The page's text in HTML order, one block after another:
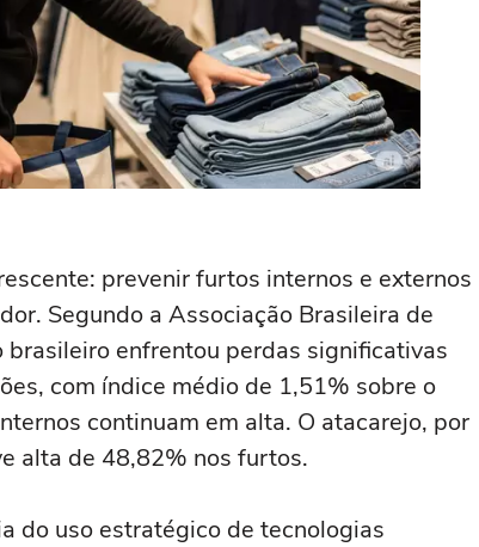
prevenir furtos internos e externos
Segundo a Associação Brasileira de
enfrentou perdas significativas
com índice médio de 1,51% sobre o
continuam em alta. O atacarejo, por
alta de 48,82% nos furtos.
do uso estratégico de tecnologias